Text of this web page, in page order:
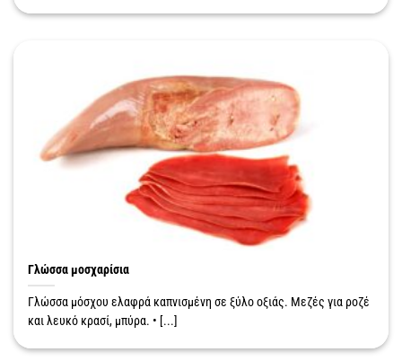
Γλώσσα μοσχαρίσια
Γλώσσα μόσχου ελαφρά καπνισμένη σε ξύλο οξιάς. Μεζές για ροζέ
και λευκό κρασί, μπύρα. • [...]